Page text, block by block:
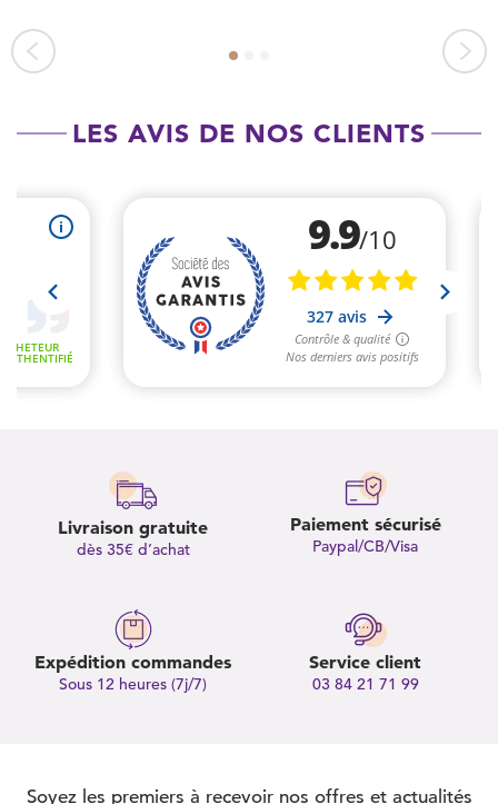
LES AVIS DE NOS CLIENTS
Livraison gratuite
dès 35€ d’achat
Paiement sécurisé
Paypal/CB/Visa
Expédition commandes
Sous 12 heures (7j/7)
Service client
03 84 21 71 99
Soyez les premiers à recevoir nos offres et actualités